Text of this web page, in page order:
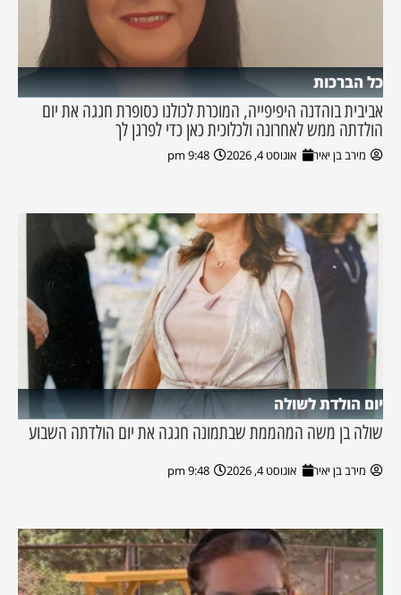
כל הברכות
אביבית בוהדנה היפיפייה, המוכרת לכולנו כסופרת חגגה את יום
הולדתה ממש לאחרונה ולכלוכית כאן כדי לפרגן לך
מירב בן יאיר אוגוסט 4, 2026 9:48 pm
יום הולדת לשולה
שולה בן משה המהממת שבתמונה חגגה את יום הולדתה השבוע
מירב בן יאיר אוגוסט 4, 2026 9:48 pm